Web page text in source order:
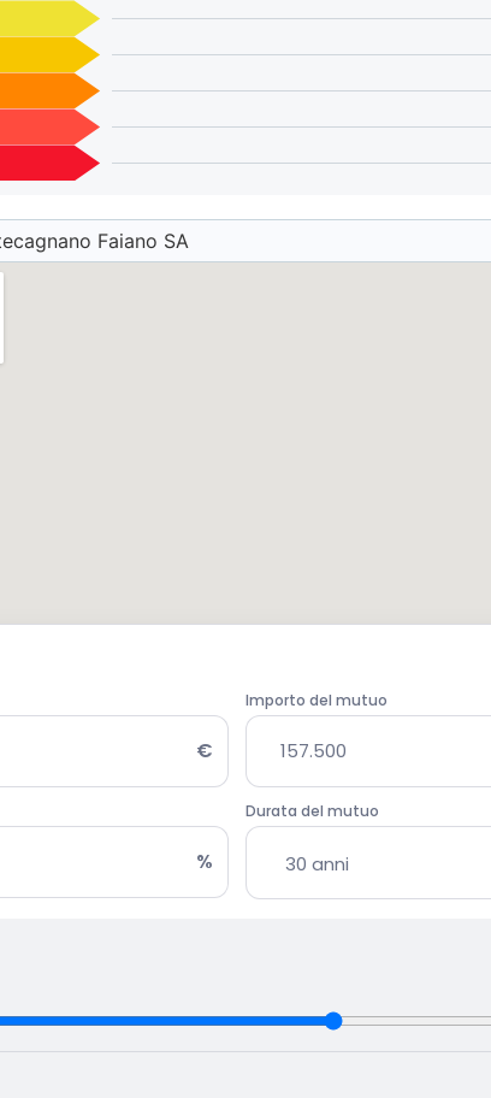
Faiano SA
€
Importo del mutuo
%
Durata del mutuo